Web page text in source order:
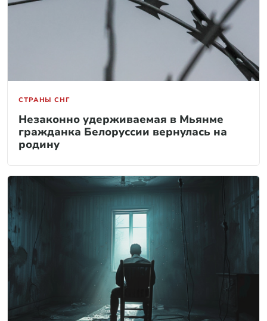
СТРАНЫ СНГ
Незаконно удерживаемая в Мьянме
гражданка Белоруссии вернулась на
родину